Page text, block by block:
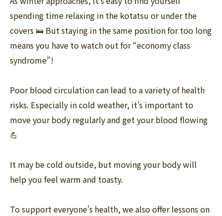
spending time relaxing in the kotatsu or under the
covers 🛌 But staying in the same position for too long
means you have to watch out for “economy class
syndrome”!
Poor blood circulation can lead to a variety of health
risks. Especially in cold weather, it’s important to
move your body regularly and get your blood flowing
💪
It may be cold outside, but moving your body will
help you feel warm and toasty.
To support everyone’s health, we also offer lessons on